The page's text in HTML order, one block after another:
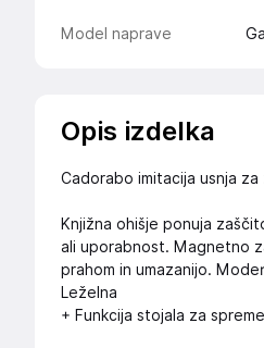
Model naprave
Opis izdelka
Cadorabo imitacija usnja
Knjižna ohišje ponuja
ali uporabnost. Magnetno
prahom in umazanijo.
Leželna
+ Funkcija stojala za